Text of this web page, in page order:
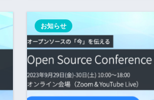
お知らせ